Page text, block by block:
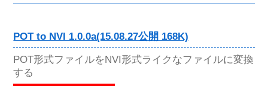
POT to NVI 1.0.0a(15.08.27公開 168K)
POT形式ファイルをNVI形式ライクなファイルに変換
する